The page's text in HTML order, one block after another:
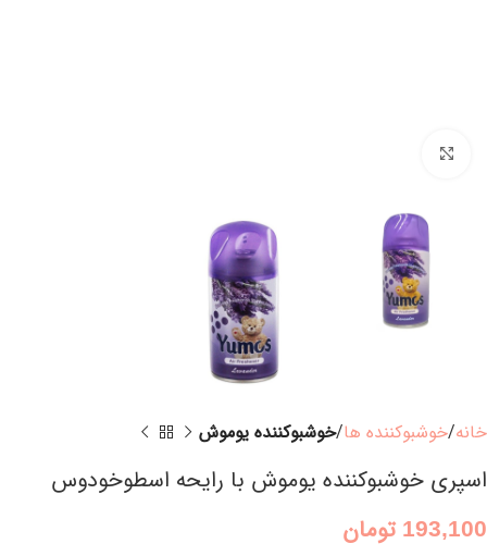
خانه خوشبوکننده ها خوشبوکننده یوموش
اسپری خوشبوکننده یوموش با رایحه اسطوخودوس
193,100 تومان